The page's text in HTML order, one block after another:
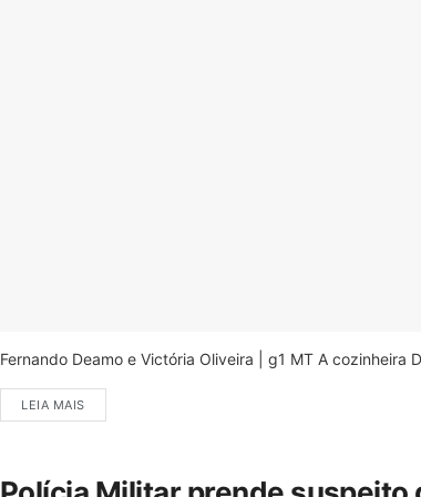
Fernando Deamo e Victória Oliveira | g1 MT A
LEIA MAIS